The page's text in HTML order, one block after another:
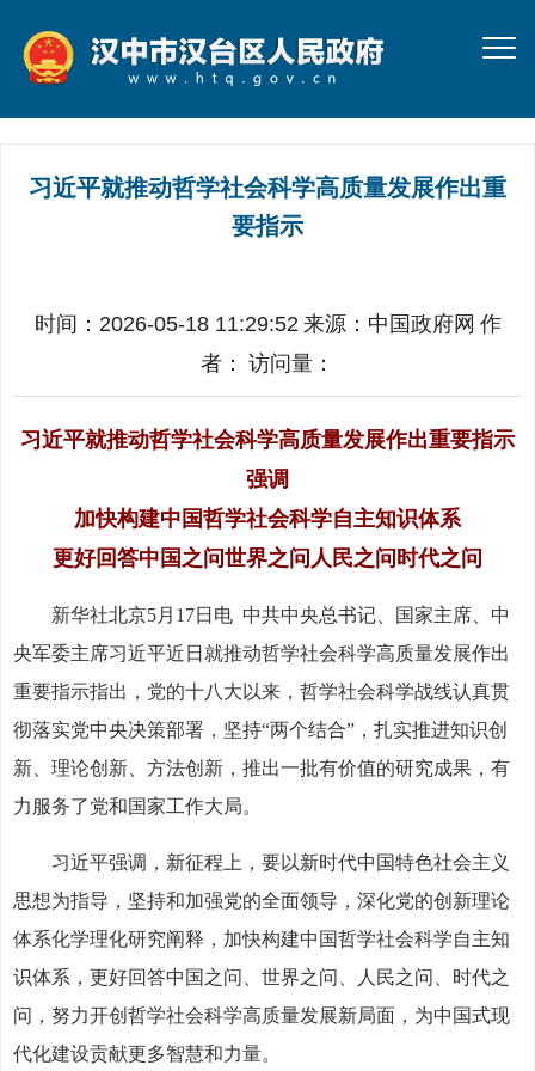
习近平就推动哲学社会科学高质量发展作出重
要指示
时间：2026-05-18 11:29:52 来源： 中国政府网 作
者： 访问量：
习近平就推动哲学社会科学高质量发展作出重要指示
强调
加快构建中国哲学社会科学自主知识体系
更好回答中国之问世界之问人民之问时代之问
新华社北京5月17日电 中共中央总书记、国家主席、中
央军委主席习近平近日就推动哲学社会科学高质量发展作出
重要指示指出，党的十八大以来，哲学社会科学战线认真贯
彻落实党中央决策部署，坚持“两个结合”，扎实推进知识创
新、理论创新、方法创新，推出一批有价值的研究成果，有
力服务了党和国家工作大局。
习近平强调，新征程上，要以新时代中国特色社会主义
思想为指导，坚持和加强党的全面领导，深化党的创新理论
体系化学理化研究阐释，加快构建中国哲学社会科学自主知
识体系，更好回答中国之问、世界之问、人民之问、时代之
问，努力开创哲学社会科学高质量发展新局面，为中国式现
代化建设贡献更多智慧和力量。